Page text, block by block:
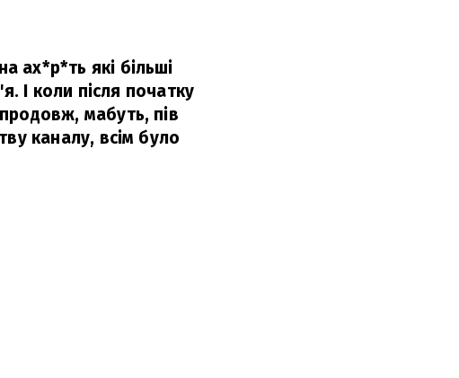
ах*р*ть які більші
І коли після початку
мабуть, пів
каналу, всім було